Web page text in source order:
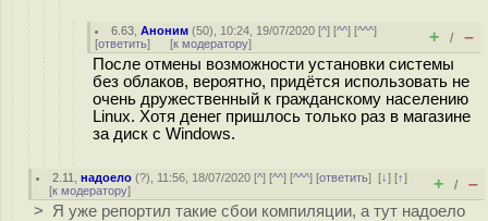
6.63 ,Аноним (50), 10:24, 19/07/2020 [^] [^^] [^^^]
[ответить] [к модератору] + / –
После отмены возможности установки системы
без облаков, вероятно, придётся использовать не
очень дружественный к гражданскому населению
Linux. Хотя денег пришлось только раз в магазине
за диск с Windows.
2.11 ,надоело (?), 11:56, 18/07/2020 [^] [^^] [^^^] [ответить][↓] [↑]
[к модератору] + / –
> Я уже репортил такие сбои компиляции, а тут надоело